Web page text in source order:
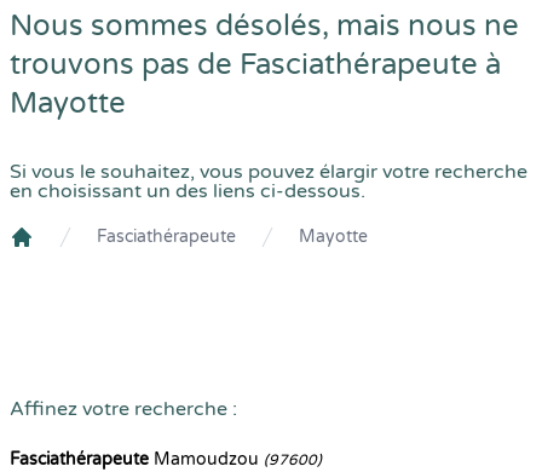
Nous sommes désolés, mais nous ne
trouvons pas de Fasciathérapeute à
Mayotte
Si vous le souhaitez, vous pouvez élargir votre recherche
en choisissant un des liens ci-dessous.
Fasciathérapeute Mayotte
Affinez votre recherche :
Fasciathérapeute Mamoudzou (97600)